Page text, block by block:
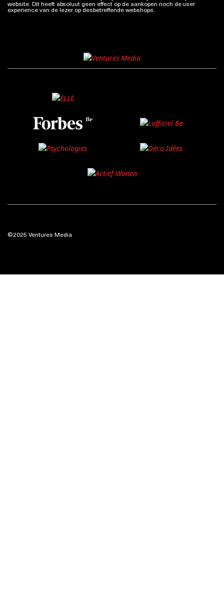
website. Dit heeft absoluut geen effect op de aankopen noch de user
experience van de lezer op desbetreffende webshops.
©2025 Ventures Media